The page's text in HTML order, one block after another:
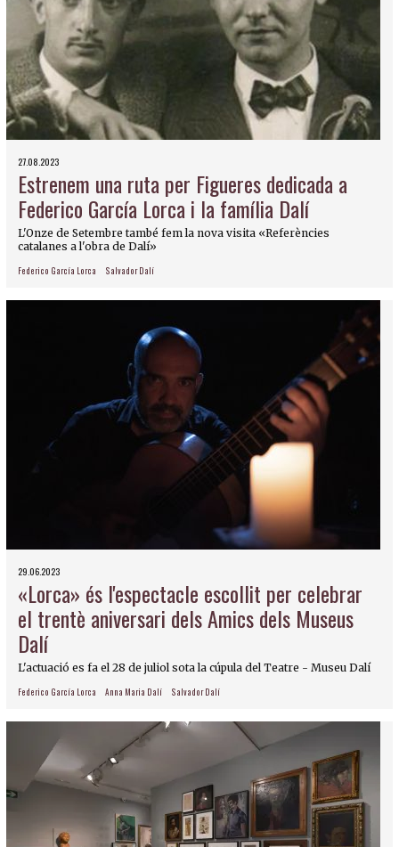
27.08.2023
Estrenem una ruta per Figueres dedicada a
Federico García Lorca i la família Dalí
L'Onze de Setembre també fem la nova visita «Referències
catalanes a l'obra de Dalí»
Federico García Lorca Salvador Dalí
29.06.2023
«Lorca» és l'espectacle escollit per celebrar
el trentè aniversari dels Amics dels Museus
Dalí
L'actuació es fa el 28 de juliol sota la cúpula del Teatre - Museu Dalí
Federico García Lorca Anna Maria Dalí Salvador Dalí